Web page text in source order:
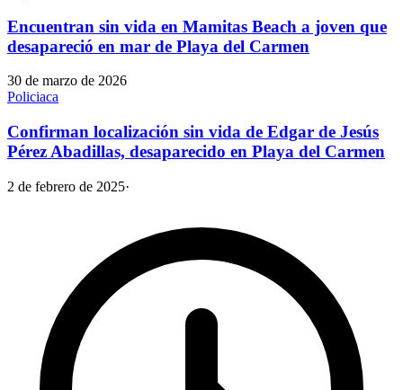
Encuentran sin vida en Mamitas Beach a joven que
desapareció en mar de Playa del Carmen
30 de marzo de 2026
Policiaca
Confirman localización sin vida de Edgar de Jesús
Pérez Abadillas, desaparecido en Playa del Carmen
2 de febrero de 2025·